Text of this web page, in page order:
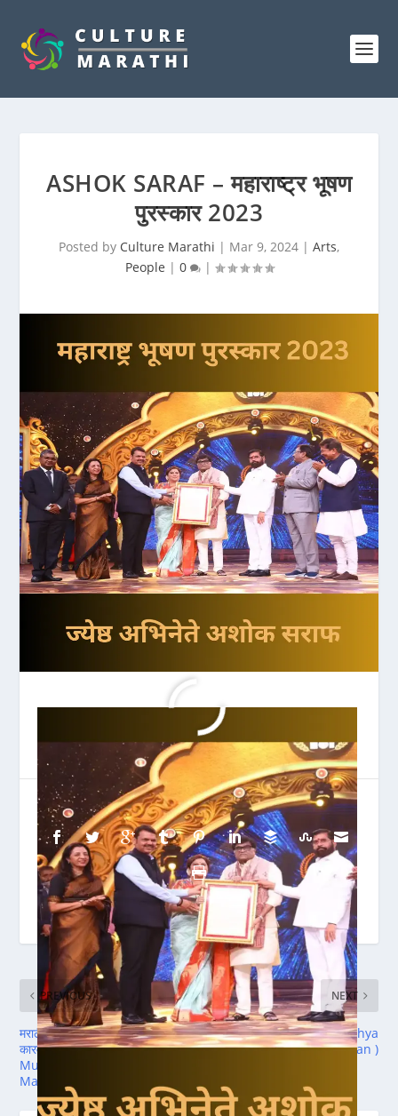
ASHOK SARAF – महाराष्ट्र भूषण
पुरस्कार 2023
Posted by Culture Marathi | Mar 9, 2024 | Arts,
People | 0 |
SHARE:
RATE:
PREVIOUS
मराठीत फलक नसलेल्या दुकानांवर
कारवाई का ? ( Why All Shops
Must have Board in
Marathi )
NEXT
अयोध्या दर्शन ( Ayodhya
Darshan )